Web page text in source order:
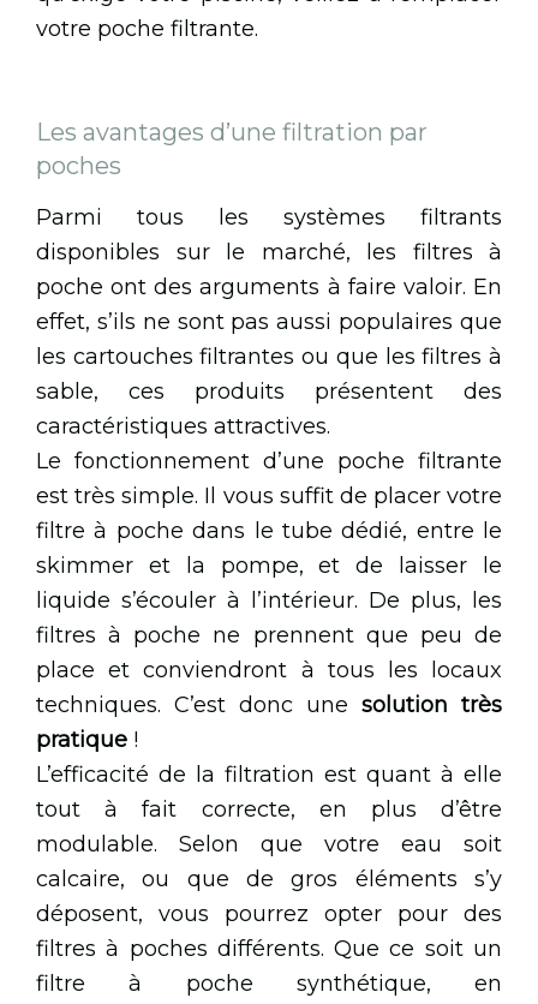
votre poche filtrante.
Les avantages d’une filtration par
poches
Parmi tous les systèmes filtrants
disponibles sur le marché, les filtres à
poche ont des arguments à faire valoir. En
effet, s’ils ne sont pas aussi populaires que
les cartouches filtrantes ou que les filtres à
sable, ces produits présentent des
caractéristiques attractives.
Le fonctionnement d’une poche filtrante
est très simple. Il vous suffit de placer votre
filtre à poche dans le tube dédié, entre le
skimmer et la pompe, et de laisser le
liquide s’écouler à l’intérieur. De plus, les
filtres à poche ne prennent que peu de
place et conviendront à tous les locaux
techniques. C’est donc une solution très
pratique !
L’efficacité de la filtration est quant à elle
tout à fait correcte, en plus d’être
modulable. Selon que votre eau soit
calcaire, ou que de gros éléments s’y
déposent, vous pourrez opter pour des
filtres à poches différents. Que ce soit un
filtre à poche synthétique, en